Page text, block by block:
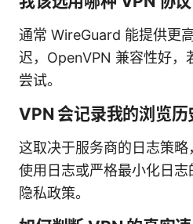
通常 WireGuard 能提供更
迟，OpenVPN 兼容性好，
尝试。
VPN 会记录我的浏览历
这取决于服务商的日志策
使用日志或严格最小化日
隐私政策。